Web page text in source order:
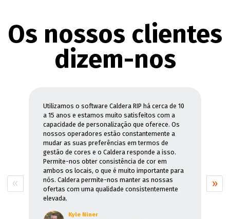
Os nossos clientes
dizem-nos
Utilizamos o software Caldera RIP há cerca de 10
a 15 anos e estamos muito satisfeitos com a
capacidade de personalização que oferece. Os
nossos operadores estão constantemente a
mudar as suas preferências em termos de
gestão de cores e o Caldera responde a isso.
Permite-nos obter consistência de cor em
ambos os locais, o que é muito importante para
nós. Caldera permite-nos manter as nossas
ofertas com uma qualidade consistentemente
elevada.
Kyle Niner